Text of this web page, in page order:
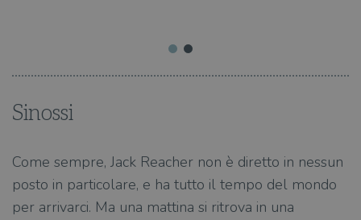
Sinossi
Come sempre, Jack Reacher non è diretto in nessun
posto in particolare, e ha tutto il tempo del mondo
per arrivarci. Ma una mattina si ritrova in una